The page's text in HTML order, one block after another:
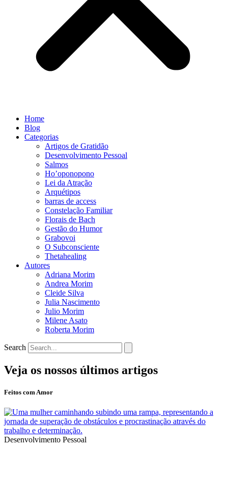
Home
Blog
Categorias
Artigos de Gratidão
Desenvolvimento Pessoal
Salmos
Ho’oponopono
Lei da Atração
Arquétipos
barras de access
Constelação Familiar
Florais de Bach
Gestão do Humor
Grabovoi
O Subconsciente
Thetahealing
Autores
Adriana Morim
Andrea Morim
Cleide Silva
Julia Nascimento
Julio Morim
Milene Asato
Roberta Morim
Search
Veja os nossos últimos artigos
Feitos com Amor
Desenvolvimento Pessoal